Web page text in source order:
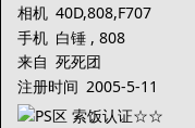
X1,PSV,3DS,XBOX36
0,PS3,PS2,PSONE,PS
P,NGC,NDS
相机 40D,808,F707
手机 白锤 , 808
来自 死死团
注册时间 2005-5-11